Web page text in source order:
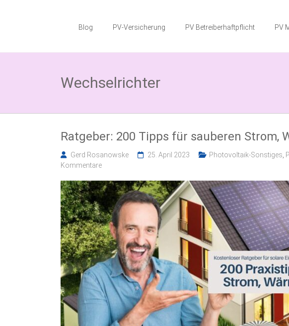
Photovoltaik
Thema
Photovoltaikversicherung,
Blog PV-Versicherung PV Betreiberhaftpflicht PV
Wechselrichter
Ratgeber: 200 Tipps für sauberen Strom,
Gerd Rosanowske 25. April 2023 Photovoltaik-Sonstiges
Kommentare